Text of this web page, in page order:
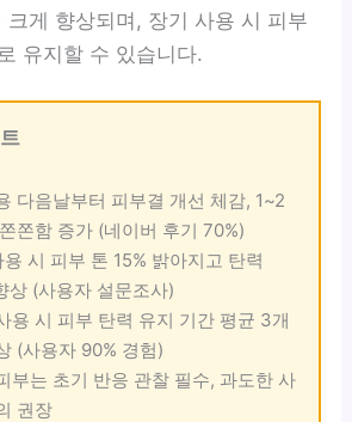
크게 향상되며, 장기 사용 시 피부
유지할 수 있습니다.
다음날부터 피부결 개선 체감, 1~2
쫀함 증가 (네이버 후기 70%)
시 피부 톤 15% 밝아지고 탄력
상 (사용자 설문조사)
용 시 피부 탄력 유지 기간 평균 3개
(사용자 90% 경험)
부는 초기 반응 관찰 필수, 과도한 사
권장